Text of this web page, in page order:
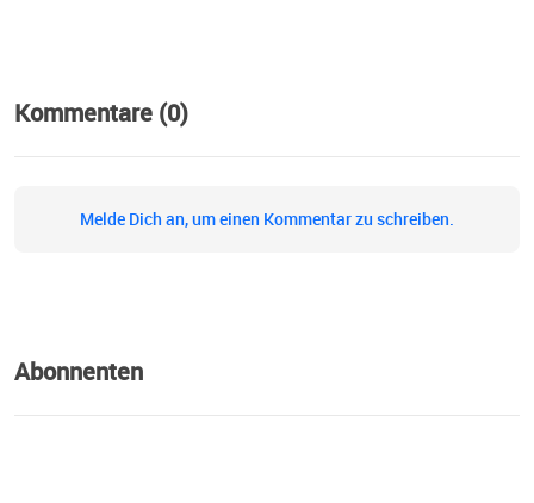
Kommentare (0)
Melde Dich an, um einen Kommentar zu schreiben.
Abonnenten